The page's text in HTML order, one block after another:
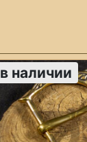
в наличии